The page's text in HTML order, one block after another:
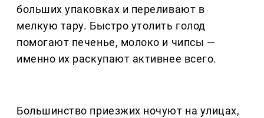
больших упаковках и переливают в
мелкую тару. Быстро утолить голод
помогают печенье, молоко и чипсы —
именно их раскупают активнее всего.
Большинство приезжих ночуют на улицах,